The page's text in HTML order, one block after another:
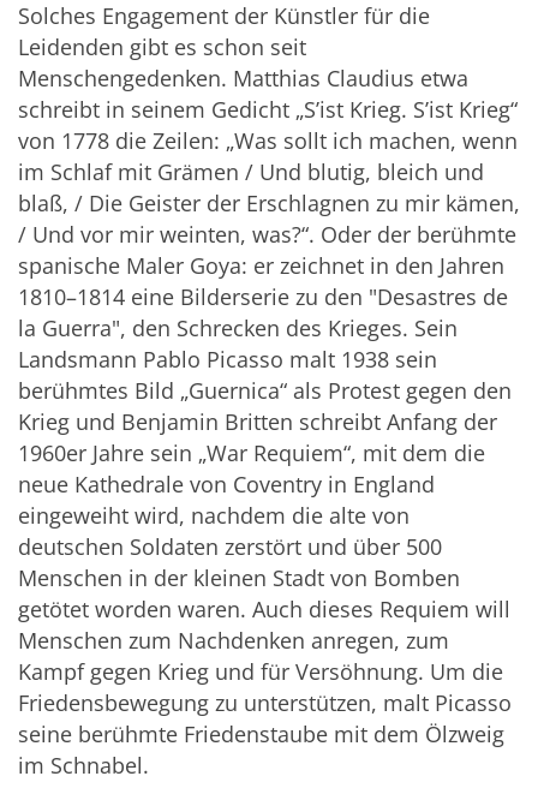
Solches Engagement der Künstler für die
Leidenden gibt es schon seit
Menschengedenken. Matthias Claudius etwa
schreibt in seinem Gedicht „S’ist Krieg. S’ist Krieg“
von 1778 die Zeilen: „Was sollt ich machen, wenn
im Schlaf mit Grämen / Und blutig, bleich und
blaß, / Die Geister der Erschlagnen zu mir kämen,
/ Und vor mir weinten, was?“. Oder der berühmte
spanische Maler Goya: er zeichnet in den Jahren
1810–1814 eine Bilderserie zu den "Desastres de
la Guerra", den Schrecken des Krieges. Sein
Landsmann Pablo Picasso malt 1938 sein
berühmtes Bild „Guernica“ als Protest gegen den
Krieg und Benjamin Britten schreibt Anfang der
1960er Jahre sein „War Requiem“, mit dem die
neue Kathedrale von Coventry in England
eingeweiht wird, nachdem die alte von
deutschen Soldaten zerstört und über 500
Menschen in der kleinen Stadt von Bomben
getötet worden waren. Auch dieses Requiem will
Menschen zum Nachdenken anregen, zum
Kampf gegen Krieg und für Versöhnung. Um die
Friedensbewegung zu unterstützen, malt Picasso
seine berühmte Friedenstaube mit dem Ölzweig
im Schnabel.